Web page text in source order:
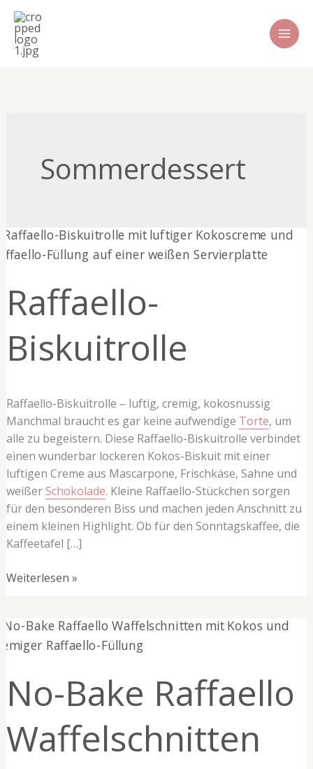
Zum
Inhalt
springen
Sommerdessert
Raffaello-
Biskuitrolle
Raffaello-Biskuitrolle – luftig, cremig, kokosnussig
Manchmal braucht es gar keine aufwendige Torte, um
alle zu begeistern. Diese Raffaello-Biskuitrolle verbindet
einen wunderbar lockeren Kokos-Biskuit mit einer
luftigen Creme aus Mascarpone, Frischkäse, Sahne und
weißerSchokolade. Kleine Raffaello-Stückchen sorgen
für den besonderen Biss und machen jeden Anschnitt zu
einem kleinen Highlight. Ob für den Sonntagskaffee, die
Kaffeetafel […]
Raffaello-
Biskuitrolle
Weiterlesen »
No-Bake Raffaello
Waffelschnitten
No-
Bake
Waffelschnitten